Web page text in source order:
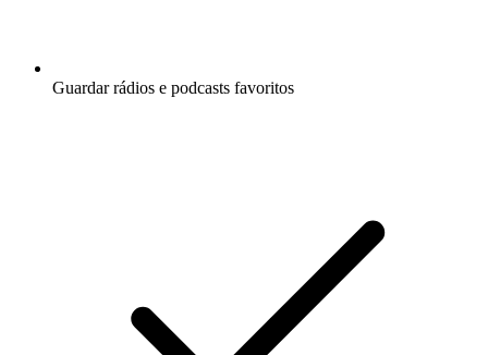
Guardar rádios e podcasts favoritos